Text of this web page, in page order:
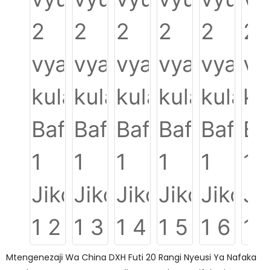
Mtengenezaji Wa China DXH Futi 20 Rangi Nyeusi Ya Nafaka